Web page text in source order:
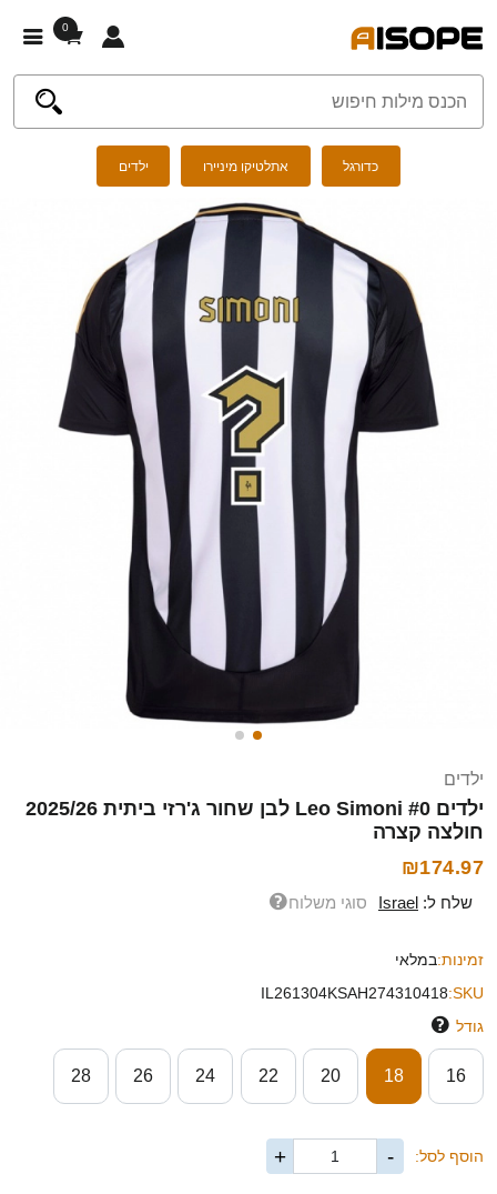
0
כדורגל אתלטיקו מיניירו ילדים
ילדים
ילדים Leo Simoni #0 לבן שחור ג'רזי ביתית 2025/26
חולצה קצרה
₪174.97
שלח ל: Israel סוגי משלוח
זמינות:במלאי
SKU:
IL261304KSAH274310418
גודל
16
18
20
22
24
26
28
הוסף לסל: -
+